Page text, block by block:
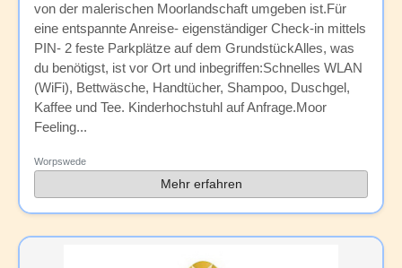
von der malerischen Moorlandschaft umgeben ist.Für
eine entspannte Anreise- eigenständiger Check-in mittels
PIN- 2 feste Parkplätze auf dem GrundstückAlles, was
du benötigst, ist vor Ort und inbegriffen:Schnelles WLAN
(WiFi), Bettwäsche, Handtücher, Shampoo, Duschgel,
Kaffee und Tee. Kinderhochstuhl auf Anfrage.Moor
Feeling...
Worpswede
Mehr erfahren